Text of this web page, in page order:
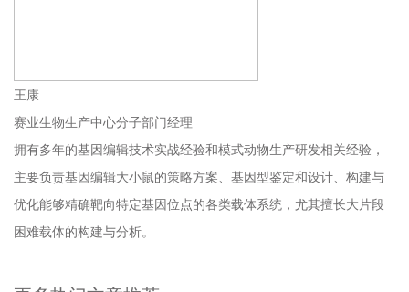
王康
赛业生物生产中心分子部门经理
拥有多年的基因编辑技术实战经验和模式动物生产研发相关经验，
主要负责基因编辑大小鼠的策略方案、基因型鉴定和设计、构建与
优化能够精确靶向特定基因位点的各类载体系统，尤其擅长大片段
困难载体的构建与分析。